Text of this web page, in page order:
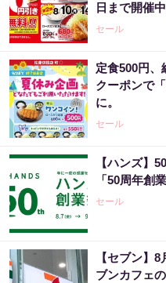
日まで開催中
セール
定食500円、
クーポンで
に。
セール
【ハンズ】
「50周年創
セール
【セブン】
ブンカフェ